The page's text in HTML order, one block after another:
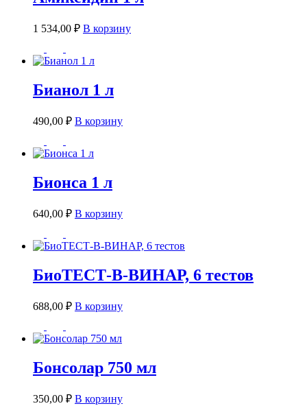
1 534,00 ₽ В корзину
Бианол 1 л
490,00 ₽ В корзину
Бионса 1 л
640,00 ₽ В корзину
БиоТЕСТ-В-ВИНАР, 6 тестов
688,00 ₽ В корзину
Бонсолар 750 мл
350,00 ₽ В корзину